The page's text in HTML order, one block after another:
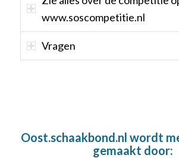
www.soscompetitie.nl
Vragen
Oost.schaakbond.nl wordt
gemaakt door: